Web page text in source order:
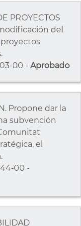
PROYECTOS
del
00 - Aprobado
Propone dar la
subvención
el
00 -